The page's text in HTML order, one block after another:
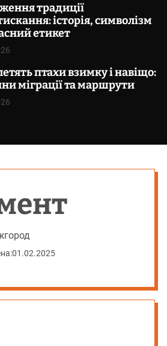
традиції
історія, символізм
етикет
птахи взимку і навіщо:
міграції та маршрути
01.02.2025